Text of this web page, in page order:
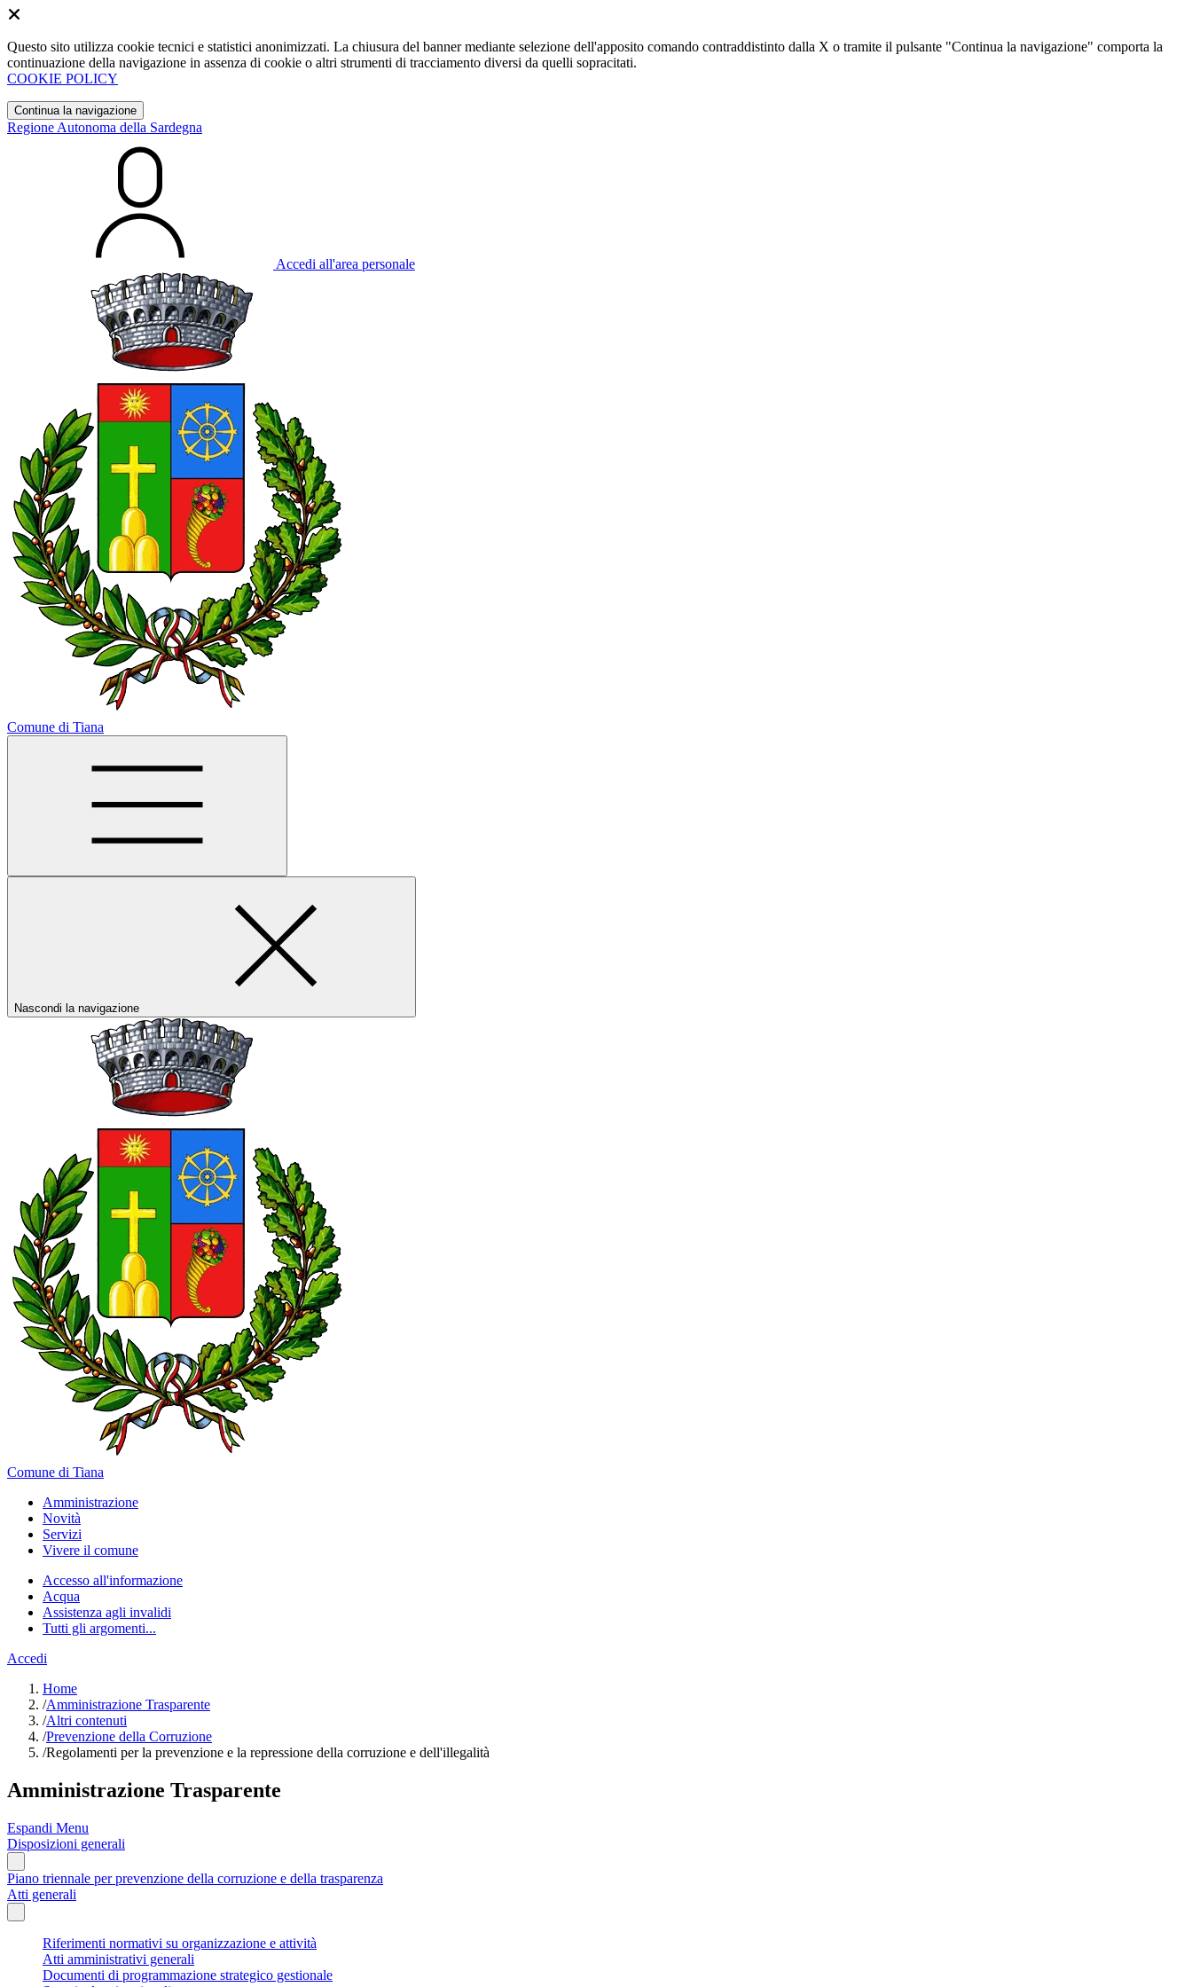
Questo sito utilizza cookie tecnici e statistici anonimizzati. La chiusura del banner mediante selezione dell'apposito comando contraddistinto dalla X o tramite il pulsante "Continua la navigazione" comporta la
continuazione della navigazione in assenza di cookie o altri strumenti di tracciamento diversi da quelli sopracitati.
COOKIE POLICY
Continua la navigazione
Regione Autonoma della Sardegna
Accedi all'area personale
Comune di Tiana
Nascondi la navigazione
Comune di Tiana
Amministrazione
Novità
Servizi
Vivere il comune
Accesso all'informazione
Acqua
Assistenza agli invalidi
Tutti gli argomenti...
Accedi
Home
/Amministrazione Trasparente
/Altri contenuti
/Prevenzione della Corruzione
/Regolamenti per la prevenzione e la repressione della corruzione e dell'illegalità
Amministrazione Trasparente
Espandi Menu
Disposizioni generali
Piano triennale per prevenzione della corruzione e della trasparenza
Atti generali
Riferimenti normativi su organizzazione e attività
Atti amministrativi generali
Documenti di programmazione strategico gestionale